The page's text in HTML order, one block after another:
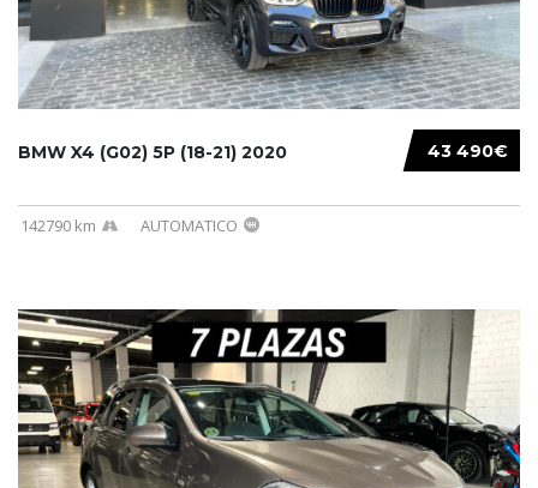
43 490€
BMW X4 (G02) 5P (18-21) 2020
142790 km AUTOMATICO